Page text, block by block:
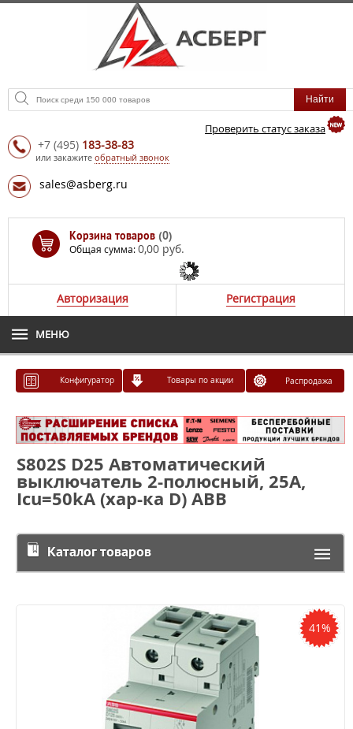
Проверить статус заказа
+7 (495) 183-38-83
или закажите обратный звонок
sales@asberg.ru
Корзина товаров (0)
Общая сумма:0,00 руб.
Авторизация Регистрация
МЕНЮ
Конфигуратор Товары по акции Распродажа
S802S D25 Автоматический
выключатель 2-полюсный, 25А,
Icu=50kA (хар-ка D) ABB
Каталог товаров
41%